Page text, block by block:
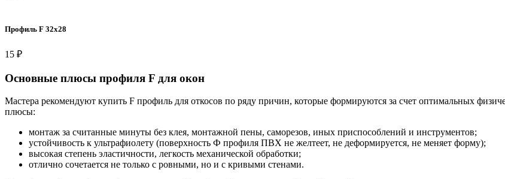
Профиль F 32х28
15 ₽
Основные плюсы профиля F для окон
Мастера рекомендуют купить F профиль для откосов по ряду причин, которые формируются за счет оптимальных
плюсы:
монтаж за считанные минуты без клея, монтажной пены, саморезов, иных приспособлений и инструментов;
устойчивость к ультрафиолету (поверхность Ф профиля ПВХ не желтеет, не деформируется, не меняет форму);
высокая степень эластичности, легкость механической обработки;
отлично сочетается не только с ровными, но и с кривыми стенами.